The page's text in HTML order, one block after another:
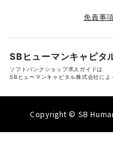
免責事項
SBヒューマンキャピタ
ソフトバンクショップ求人ガイドは
SBヒューマンキャピタル株式会社によ
Copyright © SB